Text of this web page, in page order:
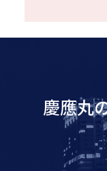
慶應丸